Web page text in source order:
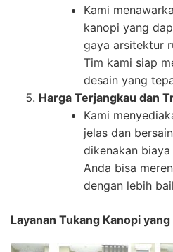
Kami
kanopi yang
gaya arsitektur
Tim kami siap
desain yang
Harga Terjangkau dan
Kami
jelas dan
dikenakan
Anda bisa
dengan lebih
Layanan Tukang Kanopi